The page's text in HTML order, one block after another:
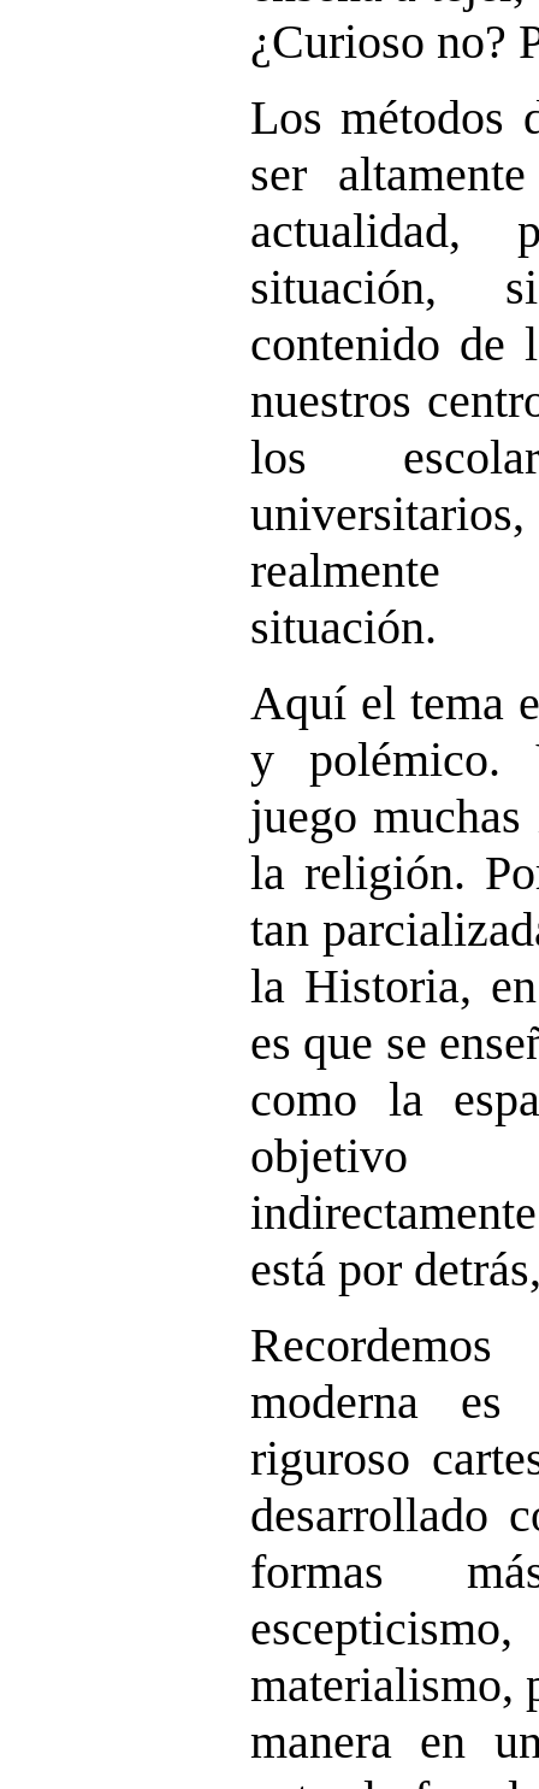
¿Curioso no?
Los métodos
ser
actualidad,
situación,
contenido de
nuestros
los
realmente
situación.
Aquí el tema
y polémico.
juego
la religión.
tan
la Historia,
es que se
como la
objetivo
está por
moderna es
riguroso
desarrollado
formas
materialismo,
manera en